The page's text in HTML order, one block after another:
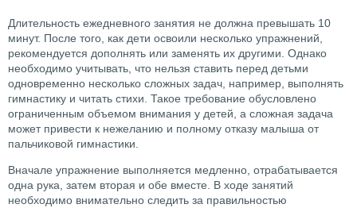
Длительность ежедневного занятия не должна превышать 10
минут. После того, как дети освоили несколько упражнений,
рекомендуется дополнять или заменять их другими. Однако
необходимо учитывать, что нельзя ставить перед детьми
одновременно несколько сложных задач, например, выполнять
гимнастику и читать стихи. Такое требование обусловлено
ограниченным объемом внимания у детей, а сложная задача
может привести к нежеланию и полному отказу малыша от
пальчиковой гимнастики.
Вначале упражнение выполняется медленно, отрабатывается
одна рука, затем вторая и обе вместе. В ходе занятий
необходимо внимательно следить за правильностью